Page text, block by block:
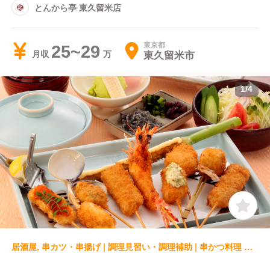
とんから亭 東久留米店
月収 25~29 東京都
東久留米市
1/4
居酒屋, 串カツ・串揚げ | 調理見習い・調理補助 | 串かつ料理 活 ナビオ阪急店